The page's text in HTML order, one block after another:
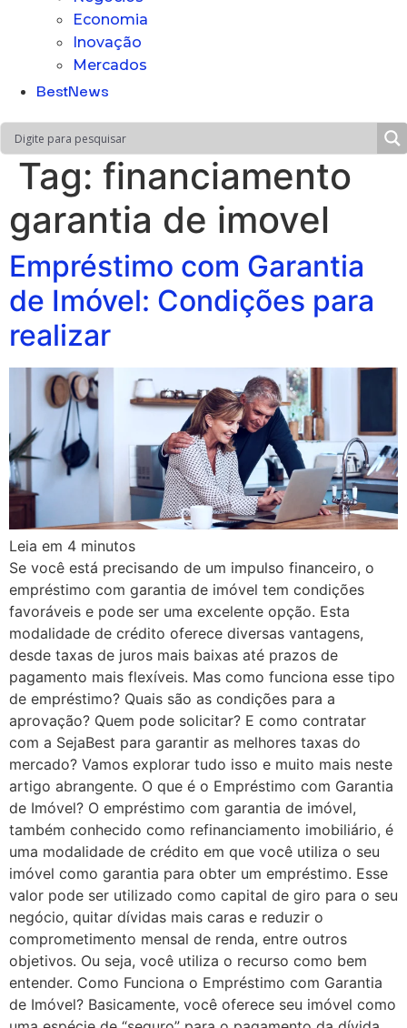
Economia
Inovação
Mercados
BestNews
Tag: financiamento
garantia de imovel
Empréstimo com Garantia
de Imóvel: Condições para
realizar
Leia em 4 minutos
Se você está precisando de um impulso financeiro, o
empréstimo com garantia de imóvel tem condições
favoráveis e pode ser uma excelente opção. Esta
modalidade de crédito oferece diversas vantagens,
desde taxas de juros mais baixas até prazos de
pagamento mais flexíveis. Mas como funciona esse tipo
de empréstimo? Quais são as condições para a
aprovação? Quem pode solicitar? E como contratar
com a SejaBest para garantir as melhores taxas do
mercado? Vamos explorar tudo isso e muito mais neste
artigo abrangente. O que é o Empréstimo com Garantia
de Imóvel? O empréstimo com garantia de imóvel,
também conhecido como refinanciamento imobiliário, é
uma modalidade de crédito em que você utiliza o seu
imóvel como garantia para obter um empréstimo. Esse
valor pode ser utilizado como capital de giro para o seu
negócio, quitar dívidas mais caras e reduzir o
comprometimento mensal de renda, entre outros
objetivos. Ou seja, você utiliza o recurso como bem
entender. Como Funciona o Empréstimo com Garantia
de Imóvel? Basicamente, você oferece seu imóvel como